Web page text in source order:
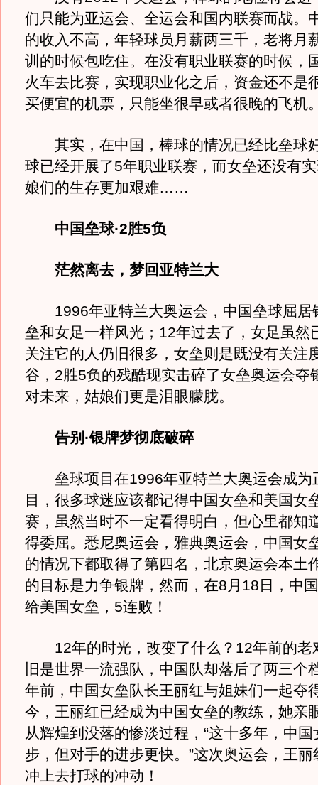
们只能为亚运会、全运会和国内联赛而战。
的收入不高，年轻球员月薪两三千，老将月
训的时候包吃住。在没有职业联赛的时候，
火车去比赛，实现职业化之后，资金还不是
买便宜的机票，只能坐很早或者很晚的飞机
其实，在中国，棒球的情况已经比垒球
球已经开展了5年职业联赛，而女垒还没有
娘们的生存更加艰难……
中国垒球·2胜5负
茫然离去，梦回亚特兰大
1996年亚特兰大奥运会，中国垒球屈居
垒和女足一样风光；12年过去了，女足虽然
关注它的人仍旧很多，女垒则是既没有关注
谷，2胜5负的残酷现实击碎了女垒奥运会夺
对未来，姑娘们更是泪眼朦胧。
告别·银牌梦彻底破碎
垒球项目在1996年亚特兰大奥运会成为
目，很多球迷应该都记得中国女垒和美国女
赛，虽然当时不一定看得明白，但心里都知
得委屈。悉尼奥运会，雅典奥运会，中国女
的情况下都取得了第四名，北京奥运会本土
的目标是力争银牌，然而，在8月18日，中
给美国女垒，5连败！
12年的时光，改变了什么？12年前的老
旧是世界一流强队，中国队却落后了两三个
年前，中国女垒队长王丽红与姐妹们一起夺
今，王丽红已经成为中国女垒的教练，她亲
从辉煌到没落的惨淡过程，“这十多年，中
步，但对手的进步更快。”这次奥运会，王
冲上去打球的冲动！